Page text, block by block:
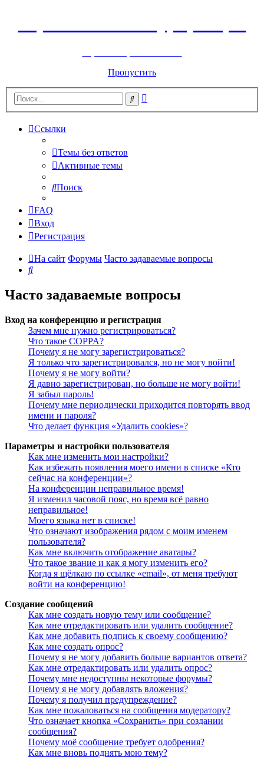
Пропустить
Поиск
Ссылки
Темы без ответов
Активные темы
Поиск
FAQ
Вход
Регистрация
На сайт Форумы Часто задаваемые вопросы
Поиск
Часто задаваемые вопросы
Вход на конференцию и регистрация
Зачем мне нужно регистрироваться?
Что такое COPPA?
Почему я не могу зарегистрироваться?
Я только что зарегистрировался, но не могу войти!
Почему я не могу войти?
Я давно зарегистрирован, но больше не могу войти!
Я забыл пароль!
Почему мне периодически приходится повторять ввод
имени и пароля?
Что делает функция «Удалить cookies»?
Параметры и настройки пользователя
Как мне изменить мои настройки?
Как избежать появления моего имени в списке «Кто
сейчас на конференции»?
На конференции неправильное время!
Я изменил часовой пояс, но время всё равно
неправильное!
Моего языка нет в списке!
Что означают изображения рядом с моим именем
пользователя?
Как мне включить отображение аватары?
Что такое звание и как я могу изменить его?
Когда я щёлкаю по ссылке «email», от меня требуют
войти на конференцию!
Создание сообщений
Как мне создать новую тему или сообщение?
Как мне отредактировать или удалить сообщение?
Как мне добавить подпись к своему сообщению?
Как мне создать опрос?
Почему я не могу добавить больше вариантов ответа?
Как мне отредактировать или удалить опрос?
Почему мне недоступны некоторые форумы?
Почему я не могу добавлять вложения?
Почему я получил предупреждение?
Как мне пожаловаться на сообщения модератору?
Что означает кнопка «Сохранить» при создании
сообщения?
Почему моё сообщение требует одобрения?
Как мне вновь поднять мою тему?